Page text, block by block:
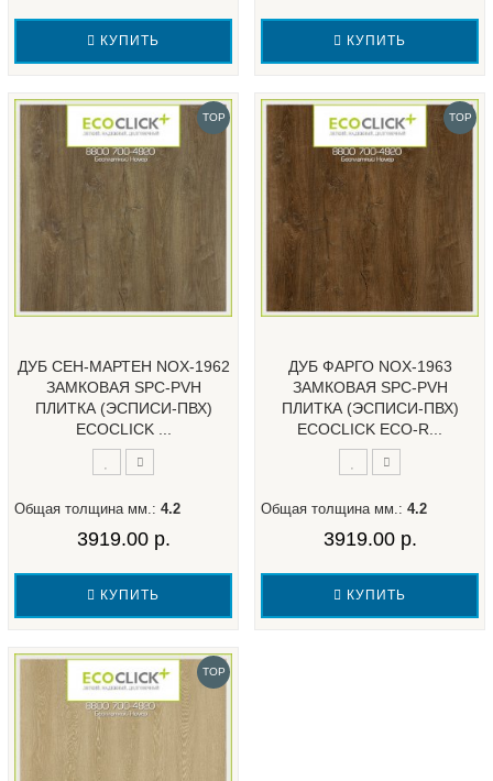
КУПИТЬ КУПИТЬ
TOP
ДУБ СЕН-МАРТЕН NOX-1962
ЗАМКОВАЯ SPC-PVH
ПЛИТКА (ЭСПИСИ-ПВХ)
ECOCLICK ...
Общая толщина мм.: 4.2
3919.00 р.
КУПИТЬ
TOP
ДУБ ФАРГО NOX-1963
ЗАМКОВАЯ SPC-PVH
ПЛИТКА (ЭСПИСИ-ПВХ)
ECOCLICK ECO-R...
Общая толщина мм.: 4.2
3919.00 р.
КУПИТЬ
TOP